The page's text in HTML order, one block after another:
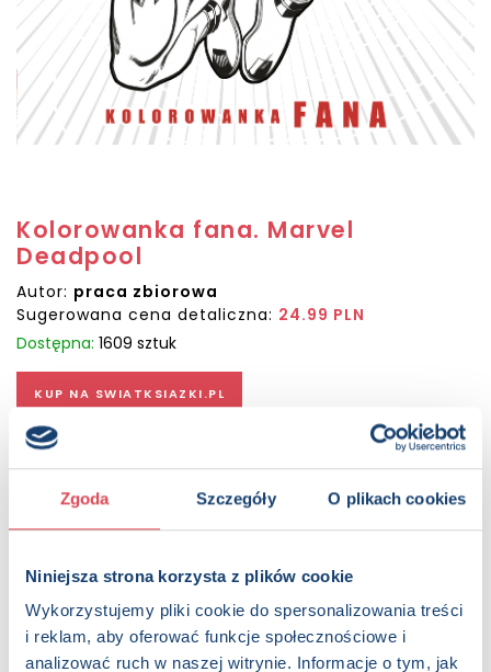
Zgoda Szczegóły O plikach cookies
Niniejsza strona korzysta z plików cookie
Wykorzystujemy pliki cookie do spersonalizowania treści
i reklam, aby oferować funkcje społecznościowe i
analizować ruch w naszej witrynie. Informacje o tym, jak
Kolorowanka fana. Marvel
Deadpool
Autor: praca zbiorowa
Sugerowana cena detaliczna: 24.99 PLN
Dostępna: 1609 sztuk
KUP NA SWIATKSIAZKI.PL
KUP NA KSIAZKI.PL
OPIS
Kolorowanka z Deadpoolem! Tu Deadpool. Kazali mi
pierwszej ręki – nigdzie indziej nie znajdziesz bardziej
Deadpooliańskiej, Deapoolowej, czy mówiąc krótko: bardziej
oryginalnej kolorowanki z Deadpoolem od tej! A w środku